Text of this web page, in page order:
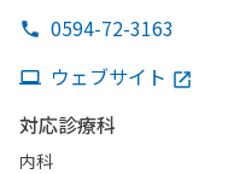
0594-72-3163
ウェブサイト
対応診療科
内科